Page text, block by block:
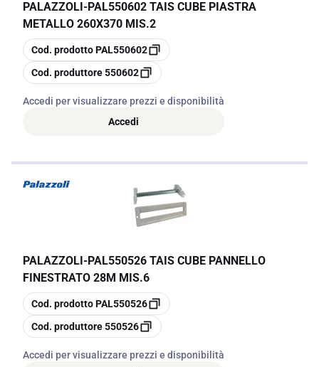
PALAZZOLI-PAL550602 TAIS CUBE PIASTRA
METALLO 260X370 MIS.2
copia
Cod. prodottoPAL550602
copia
Cod. produttore550602
Accedi per visualizzare prezzi e disponibilità
Accedi
PALAZZOLI-PAL550526 TAIS CUBE PANNELLO
FINESTRATO 28M MIS.6
copia
Cod. prodottoPAL550526
copia
Cod. produttore550526
Accedi per visualizzare prezzi e disponibilità